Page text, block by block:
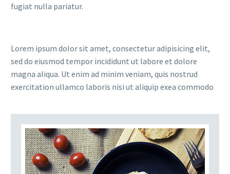
fugiat nulla pariatur.
Lorem ipsum dolor sit amet, consectetur adipisicing elit,
sed do eiusmod tempor incididunt ut labore et dolore
magna aliqua. Ut enim ad minim veniam, quis nostrud
exercitation ullamco laboris nisi ut aliquip exea commodo